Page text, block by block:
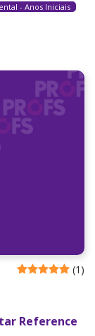
- Anos Iniciais
(1 )
Reference